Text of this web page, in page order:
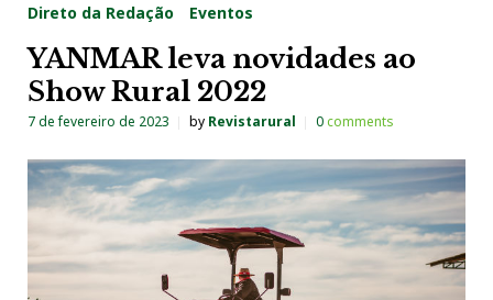
Direto da Redação Eventos
YANMAR leva novidades ao
Show Rural 2022
7 de fevereiro de 2023 by Revistarural 0comments